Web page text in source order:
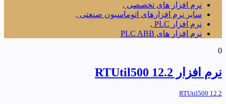
نرم افزار های تخصصی ,
سایر نرم افزارهای اتوماسیون صنعتی ,
نرم افزار PLC ,
نرم افزار های PLC ABB
0
نرم افزار RTUtil500 12.2
RTUtil500 12.2